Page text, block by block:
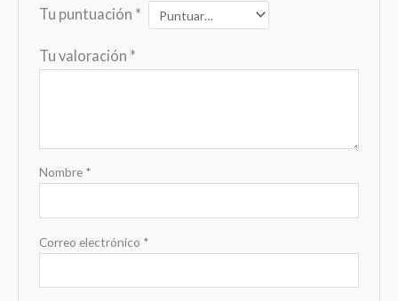
Tu puntuación *
Tu valoración *
Nombre *
Correo electrónico *